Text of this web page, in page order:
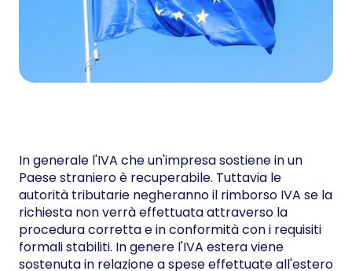
In generale l'IVA che un'impresa sostiene in un
Paese straniero è recuperabile. Tuttavia le
autorità tributarie negheranno il rimborso IVA se la
richiesta non verrà effettuata attraverso la
procedura corretta e in conformità con i requisiti
formali stabiliti. In genere l'IVA estera viene
sostenuta in relazione a spese effettuate all'estero